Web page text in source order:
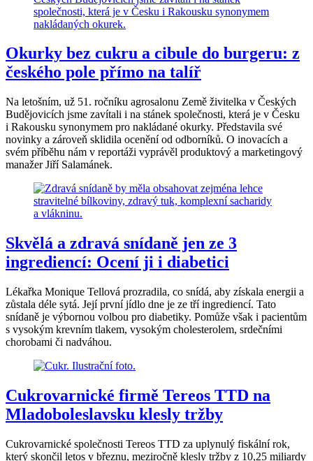
Okurky bez cukru a cibule do burgeru: z
českého pole přímo na talíř
Na letošním, už 51. ročníku agrosalonu Země živitelka v Českých
Budějovicích jsme zavítali i na stánek společnosti, která je v Česku
i Rakousku synonymem pro nakládané okurky. Představila své
novinky a zároveň sklidila ocenění od odborníků. O inovacích a
svém příběhu nám v reportáži vyprávěl produktový a marketingový
manažer Jiří Salamánek.
Skvělá a zdravá snídaně jen ze 3
ingrediencí: Ocení ji i diabetici
Lékařka Monique Tellová prozradila, co snídá, aby získala energii a
zůstala déle sytá. Její první jídlo dne je ze tří ingrediencí. Tato
snídaně je výbornou volbou pro diabetiky. Pomůže však i pacientům
s vysokým krevním tlakem, vysokým cholesterolem, srdečními
chorobami či nadváhou.
Cukrovarnické firmě Tereos TTD na
Mladoboleslavsku klesly tržby
Cukrovarnické společnosti Tereos TTD za uplynulý fiskální rok,
který skončil letos v březnu, meziročně klesly tržby z 10,25 miliardy